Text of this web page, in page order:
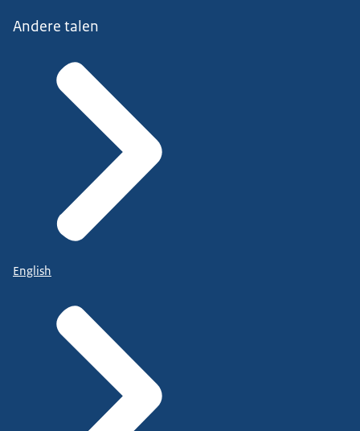
Andere talen
English